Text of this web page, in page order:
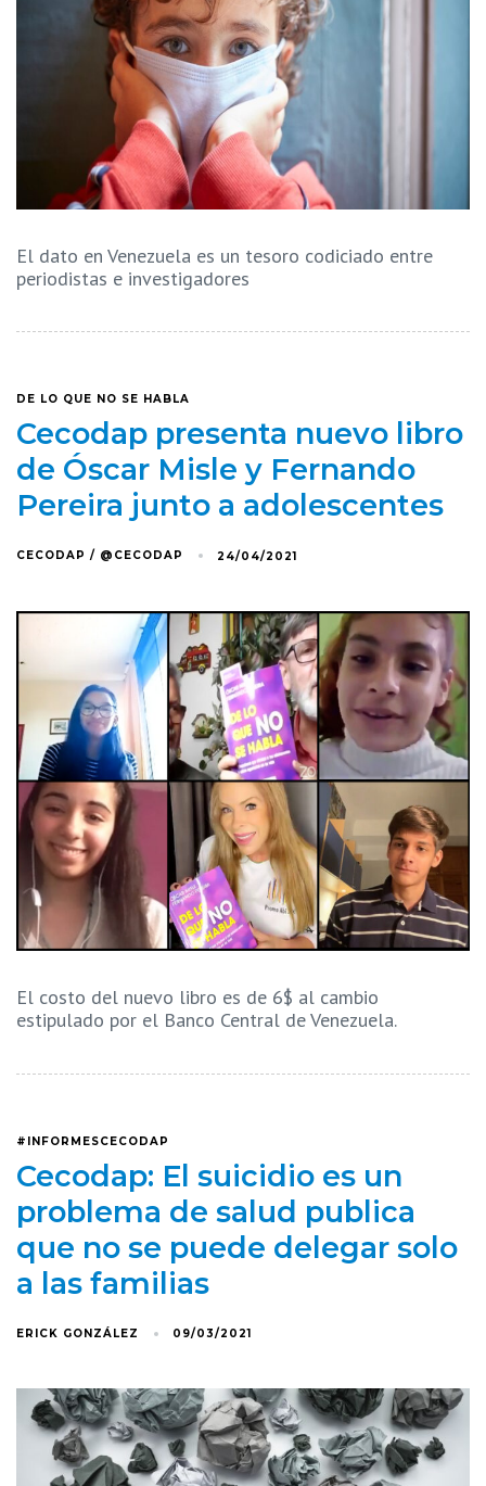
El dato en Venezuela es un tesoro codiciado entre
periodistas e investigadores
DE LO QUE NO SE HABLA
Cecodap presenta nuevo libro
de Óscar Misle y Fernando
Pereira junto a adolescentes
CECODAP / @CECODAP 24/04/2021
El costo del nuevo libro es de 6$ al cambio
estipulado por el Banco Central de Venezuela.
#INFORMESCECODAP
Cecodap: El suicidio es un
problema de salud publica
que no se puede delegar solo
a las familias
ERICK GONZÁLEZ 09/03/2021